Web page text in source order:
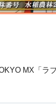
MX「ラ